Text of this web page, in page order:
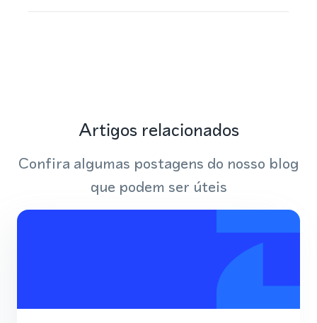
Artigos relacionados
Confira algumas postagens do nosso blog
que podem ser úteis